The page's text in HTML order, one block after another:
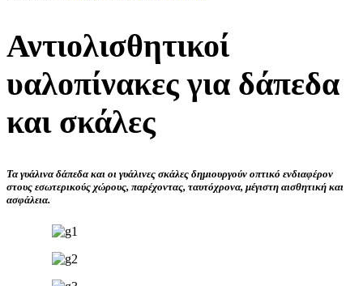
Αντιολισθητικοί
υαλοπίνακες για δάπεδα
και σκάλες
Τα γυάλινα δάπεδα και οι γυάλινες σκάλες δημιουργούν οπτικό ενδιαφέρον
στους εσωτερικούς χώρους, παρέχοντας, ταυτόχρονα, μέγιστη αισθητική και
ασφάλεια.